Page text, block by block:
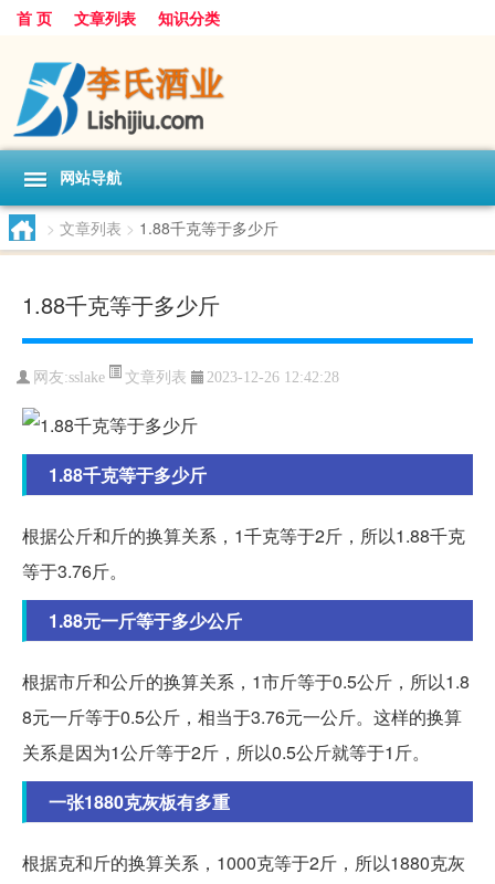
首 页 文章列表 知识分类
网站导航
> 文章列表 > 1.88千克等于多少斤
1.88千克等于多少斤
网友:sslake 文章列表 2023-12-26 12:42:28
1.88千克等于多少斤
根据公斤和斤的换算关系，1千克等于2斤，所以1.88千克
等于3.76斤。
1.88元一斤等于多少公斤
根据市斤和公斤的换算关系，1市斤等于0.5公斤，所以1.8
8元一斤等于0.5公斤，相当于3.76元一公斤。这样的换算
关系是因为1公斤等于2斤，所以0.5公斤就等于1斤。
一张1880克灰板有多重
根据克和斤的换算关系，1000克等于2斤，所以1880克灰